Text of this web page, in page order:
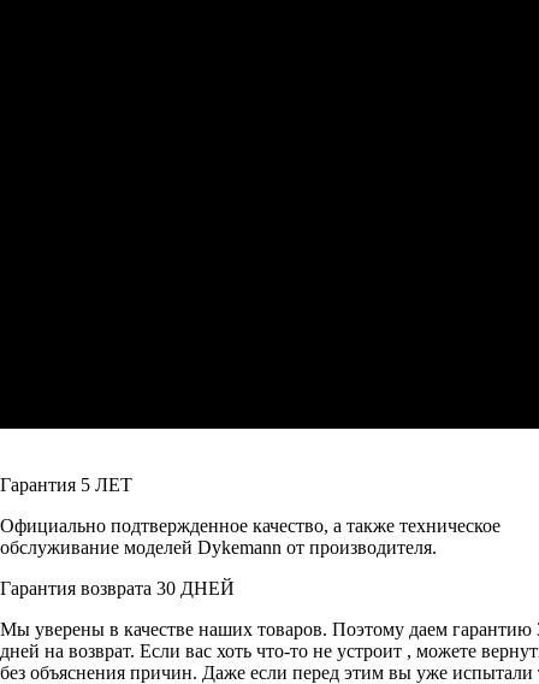
Гарантия 5 ЛЕТ
Официально подтвержденное качество, а также техническое
обслуживание моделей Dykemann от производителя.
Гарантия возврата 30 ДНЕЙ
Мы уверены в качестве наших товаров. Поэтому даем гарантию
дней на возврат. Если вас хоть что-то не устроит , можете
без объяснения причин. Даже если перед этим вы уже испытали